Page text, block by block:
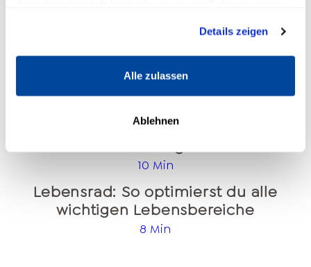
Details zeigen
Alle zulassen
Ablehnen
Programme lohnen sich wirklich?
4 Min
Welche Coaching Ausbildung ist
10 Min
Lebensrad: So optimierst du alle
wichtigen Lebensbereiche
8 Min